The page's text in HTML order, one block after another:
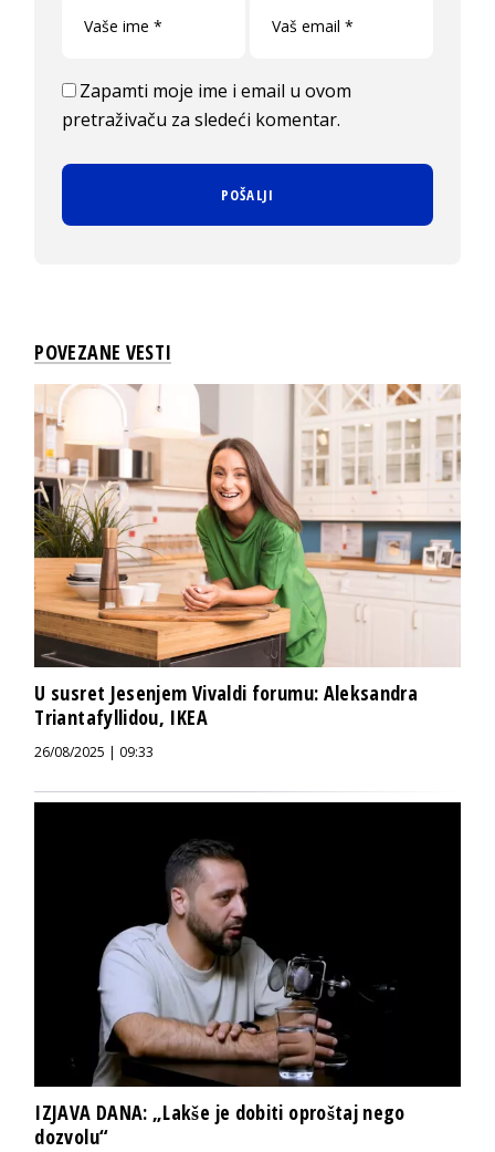
Zapamti moje ime i email u ovom
pretraživaču za sledeći komentar.
POVEZANE VESTI
U susret Jesenjem Vivaldi forumu: Aleksandra
Triantafyllidou, IKEA
26/08/2025 | 09:33
IZJAVA DANA: „Lakše je dobiti oproštaj nego
dozvolu“